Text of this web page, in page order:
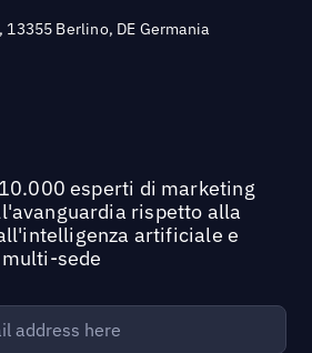
Berlino, DE Germania
esperti di marketing
rispetto alla
artificiale e
sede